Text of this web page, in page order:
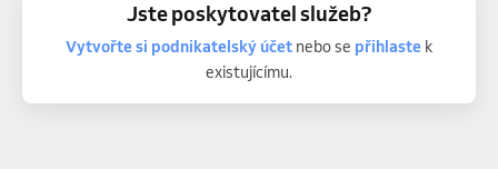
Jste poskytovatel služeb?
Vytvořte si podnikatelský účetnebo se přihlastek
existujícímu.